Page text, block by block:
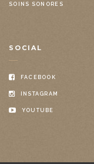
SOINS SONORES
SOCIAL
FACEBOOK
INSTAGRAM
YOUTUBE